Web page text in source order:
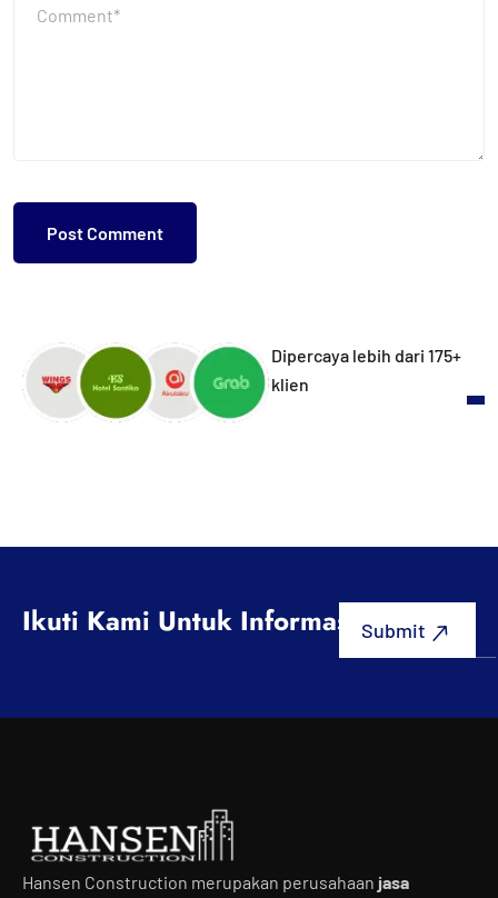
Dipercaya lebih dari 175+
klien
Ikuti Kami Untuk Informasi Terbaru
Hansen Construction merupakan perusahaan jasa